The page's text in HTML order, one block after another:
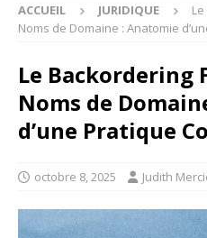
ACCUEIL JURIDIQUE
Noms de Domaine : Anatomie
Le Backordering
Noms de
d’une Pratique
octobre 8, 2025 Judith